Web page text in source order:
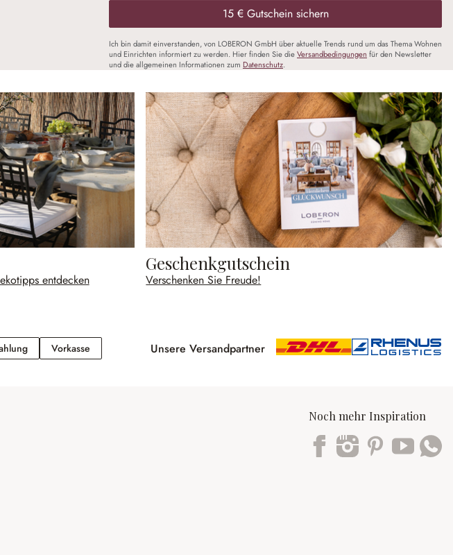
15 € Gutschein sichern
Ich bin damit einverstanden, von LOBERON GmbH über aktuelle Trends rund um das Thema Wohnen
und Einrichten informiert zu werden. Hier finden Sie dieVersandbedingungen für den Newsletter
und die allgemeinen Informationen zum Datenschutz.
entdecken
Geschenkgutschein
Verschenken Sie Freude!
Ratenzahlung
VorkasseVorkasse Unsere Versandpartner
Noch mehr Inspiration